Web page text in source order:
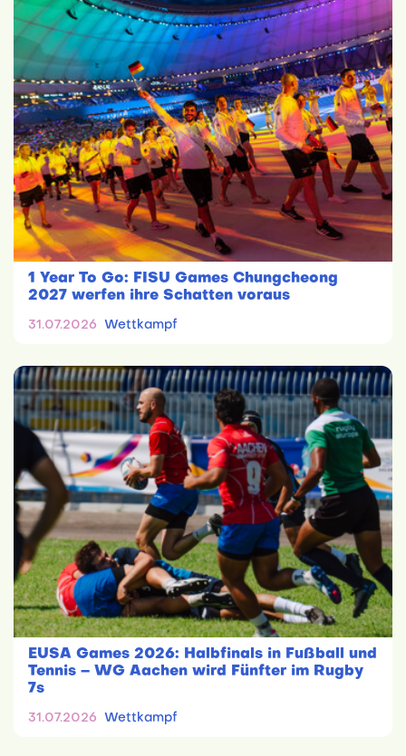
1 Year To Go: FISU Games Chungcheong
2027 werfen ihre Schatten voraus
31.07.2026 Wettkampf
EUSA Games 2026: Halbfinals in Fußball und
Tennis – WG Aachen wird Fünfter im Rugby
7s
31.07.2026 Wettkampf